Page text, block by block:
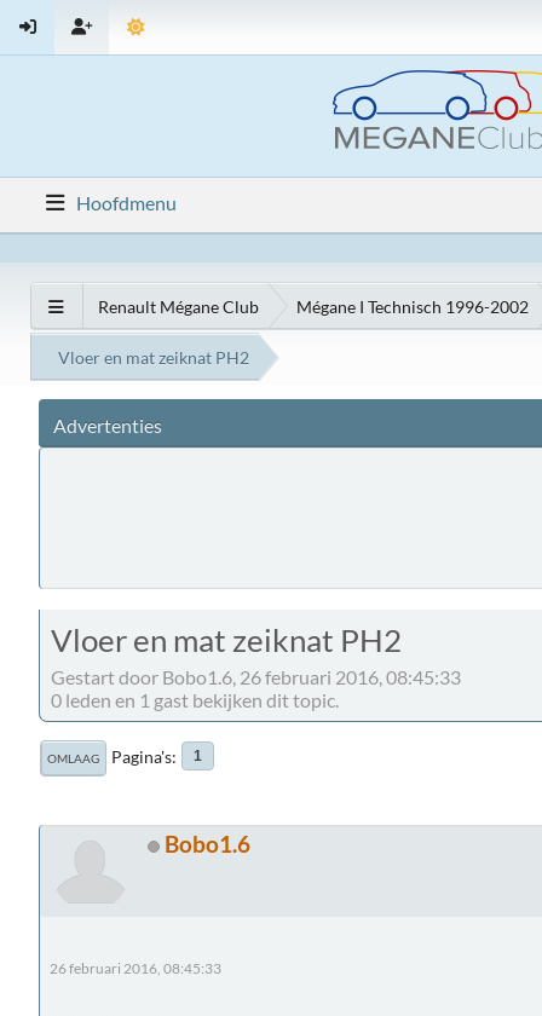
Hoofdmenu
Renault Mégane Club Mégane I Technisch 1996-2002
Vloer en mat zeiknat PH2
Advertenties
Vloer en mat zeiknat PH2
Gestart door Bobo1.6, 26 februari 2016, 08:45:33
0 leden en 1 gast bekijken dit topic.
OMLAAG Pagina's 1
Bobo1.6
26 februari 2016, 08:45:33